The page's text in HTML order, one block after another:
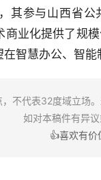
其参与山西省
业化提供了规
智慧办公、智能
不代表32度域立场
如对本稿件有异
👍喜欢有价